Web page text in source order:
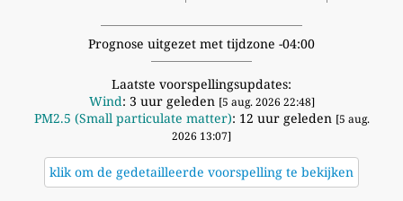
Prognose uitgezet met tijdzone -04:00
Laatste voorspellingsupdates:
Wind: 3 uur geleden [5 aug. 2026 22:48]
PM2.5 (Small particulate matter): 12 uur geleden [5 aug.
2026 13:07]
klik om de gedetailleerde voorspelling te bekijken